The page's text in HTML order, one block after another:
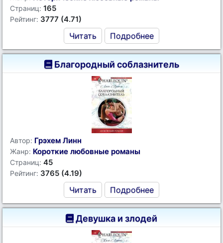
Страниц: 165
Рейтинг: 3777 (4.71)
Читать Подробнее
Благородный соблазнитель
Автор: Грэхем Линн
Жанр: Короткие любовные романы
Страниц: 45
Рейтинг: 3765 (4.19)
Читать Подробнее
Девушка и злодей